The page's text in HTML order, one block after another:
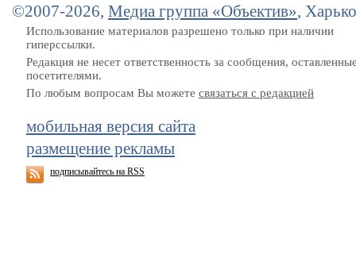
©2007-2026, Медиа группа «Объектив»,
Использование материалов разрешено только при наличии
гиперссылки.
Редакция не несет ответственность за сообщения,
посетителями.
По любым вопросам Вы можете связаться с редакцией
мобильная версия сайта
размещение рекламы
подписывайтесь на RSS